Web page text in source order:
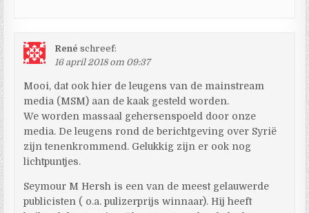
René schreef:
16 april 2018 om 09:37
Mooi, dat ook hier de leugens van de mainstream
media (MSM) aan de kaak gesteld worden.
We worden massaal gehersenspoeld door onze
media. De leugens rond de berichtgeving over Syrië
zijn tenenkrommend. Gelukkig zijn er ook nog
lichtpuntjes.
Seymour M Hersh is een van de meest gelauwerde
publicisten ( o.a. pulizerprijs winnaar). Hij heeft